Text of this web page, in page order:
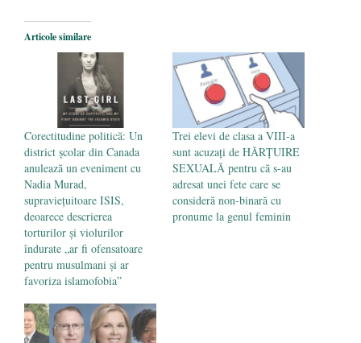
Articole similare
Corectitudine politică: Un
district școlar din Canada
anulează un eveniment cu
Nadia Murad,
supraviețuitoare ISIS,
deoarece descrierea
torturilor și violurilor
îndurate „ar fi ofensatoare
pentru musulmani și ar
favoriza islamofobia”
Trei elevi de clasa a VIII-a
sunt acuzați de HĂRȚUIRE
SEXUALĂ pentru că s-au
adresat unei fete care se
consideră non-binară cu
pronume la genul feminin